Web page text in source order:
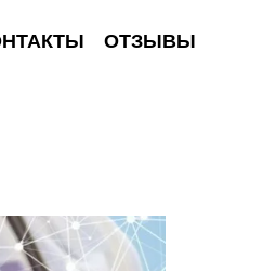
ОТЗЫВЫ